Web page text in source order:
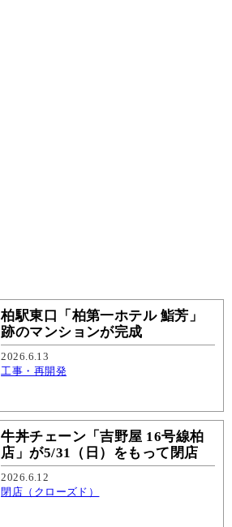
柏駅東口「柏第一ホテル 鮨芳」
跡のマンションが完成
2026.6.13
工事・再開発
牛丼チェーン「吉野屋 16号線柏
店」が5/31（日）をもって閉店
2026.6.12
閉店（クローズド）